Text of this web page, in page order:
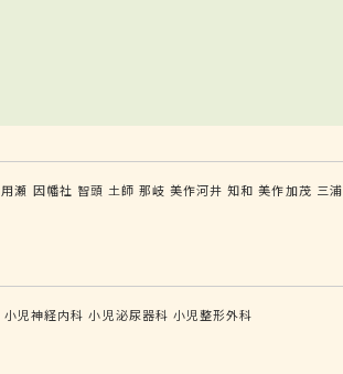
用瀬 因幡社 智頭 土師 那岐 美作河井 知和 美作加茂 三浦
小児神経内科 小児泌尿器科 小児整形外科